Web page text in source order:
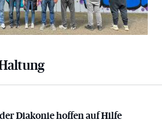
Diakonie hoffen auf Hilfe
Diakonie hoffen auf Hilfe